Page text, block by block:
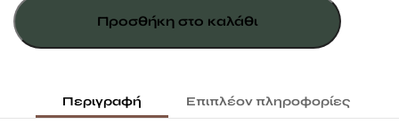
ρόμβος
εξαγωνικό
κόκκινο
Προσθήκη στο καλάθι
Περιγραφή Επιπλέον πληροφορίες